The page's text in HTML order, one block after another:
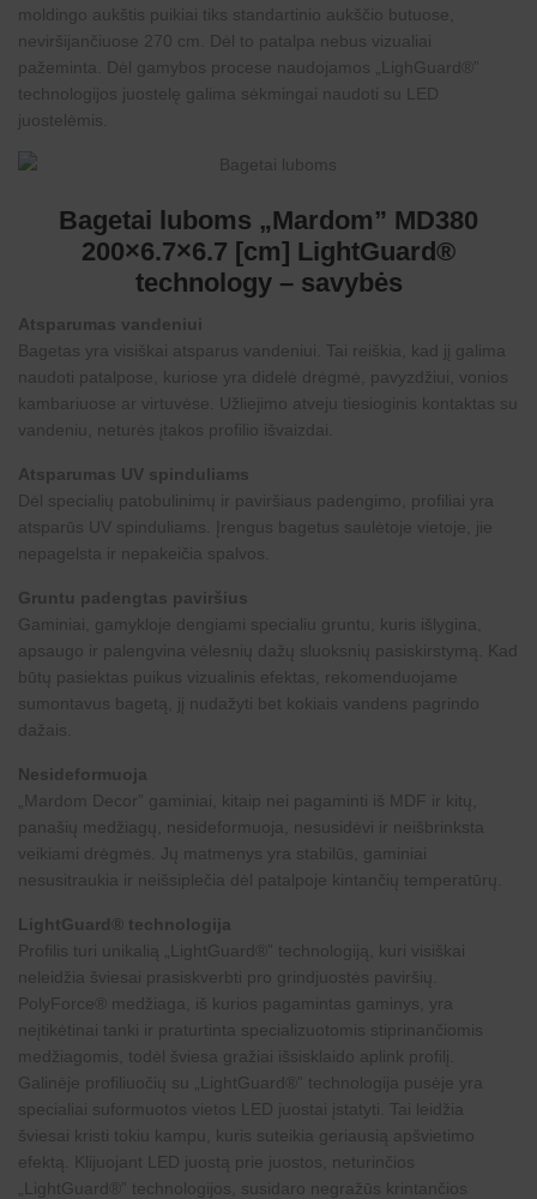
moldingo aukštis puikiai tiks standartinio aukščio butuose,
neviršijančiuose 270 cm. Dėl to patalpa nebus vizualiai
pažeminta. Dėl gamybos procese naudojamos „LighGuard®”
technologijos juostelę galima sėkmingai naudoti su LED
juostelėmis.
Bagetai luboms „Mardom” MD380
200×6.7×6.7 [cm] LightGuard®
technology– savybės
Atsparumas vandeniui
Bagetas yra visiškai atsparus vandeniui. Tai reiškia, kad jį galima
naudoti patalpose, kuriose yra didelė drėgmė, pavyzdžiui, vonios
kambariuose ar virtuvėse. Užliejimo atveju tiesioginis kontaktas su
vandeniu, neturės įtakos profilio išvaizdai.
Atsparumas UV spinduliams
Dėl specialių patobulinimų ir paviršiaus padengimo, profiliai yra
atsparūs UV spinduliams
. Įrengus bagetus saulėtoje vietoje, jie
nepagelsta ir nepakeičia spalvos.
Gruntu padengtas paviršius
Gaminiai, gamykloje dengiami specialiu gruntu, kuris išlygina,
apsaugo ir palengvina vėlesnių dažų sluoksnių pasiskirstymą. Kad
būtų pasiektas puikus vizualinis efektas, rekomenduojame
sumontavus bagetą, jį nudažyti bet kokiais vandens pagrindo
dažais.
Nesideformuoja
Mardom Decor ” gaminiai, kitaip nei pagaminti iš MDF ir kitų,
panašių medžiagų, nesideformuoja, nesusidėvi ir neišbrinksta
veikiami drėgmės. Jų matmenys yra stabilūs, gaminiai
nesusitraukia ir neišsiplečia dėl patalpoje kintančių temperatūrų.
LightGuard® technologija
Profilis turi unikalią „LightGuard®” technologiją, kuri visiškai
neleidžia šviesai prasiskverbti pro grindjuostės paviršių.
PolyForce® medžiaga, iš kurios pagamintas gaminys, yra
neįtikėtinai tanki ir praturtinta specializuotomis stiprinančiomis
medžiagomis, todėl šviesa gražiai išsisklaido aplink profilį.
Galinėje profiliuočių su „LightGuard®” technologija pusėje yra
specialiai suformuotos vietos LED juostai įstatyti. Tai leidžia
šviesai kristi tokiu kampu, kuris suteikia geriausią apšvietimo
efektą. Klijuojant LED juostą prie juostos, neturinčios
„LightGuard®” technologijos, susidaro negražūs krintančios